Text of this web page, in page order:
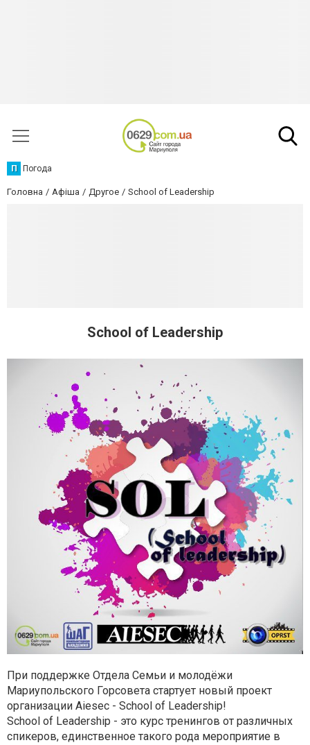
П Погода
Головна Афіша Другое School of Leadership
School of Leadership
При поддержке Отдела Семьи и молодёжи
Мариупольского Горсовета стартует новый проект
организации Aiesec - School of Leadership!
School of Leadership - это курс тренингов от различных
спикеров, единственное такого рода мероприятие в